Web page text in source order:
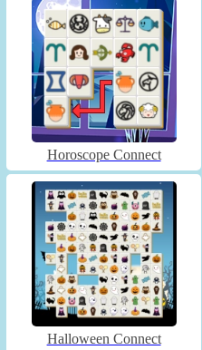
Horoscope Connect
Halloween Connect